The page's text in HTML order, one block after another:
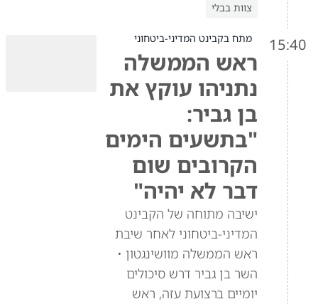
צוות בבלי
15:40 מתח בקבינט המדיני-ביטחוני
ראש הממשלה
נתניהו עוקץ את
בן גביר:
"בתשעים הימים
הקרובים שום
דבר לא יהיה"
ישיבה מתוחה של הקבינט
המדיני-ביטחוני לאחר שיבת
ראש הממשלה מוושינגטון •
השר בן גביר דרש סיכולים
יומיים ברצועת עזה, ראש